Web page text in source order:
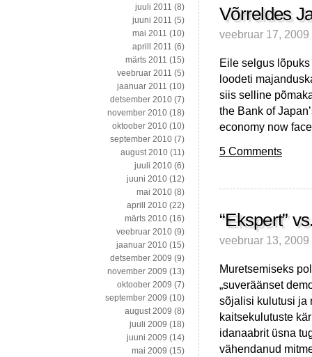
Võrreldes
veebruar 17, 2009
Eile selgus
loodeti
siis selline
the Bank of
economy now
5 Comments
“Ekspert”
veebruar 13, 2009
Muretsemiseks
„suveräänset
sõjalisi kulutusi ja
kaitsekulutuste
idanaabrit üsna
vähendanud
juuli 2011 (8)
juuni 2011 (5)
mai 2011 (10)
aprill 2011 (6)
märts 2011 (15)
veebruar 2011 (5)
jaanuar 2011 (10)
detsember 2010 (7)
november 2010 (18)
oktoober 2010 (10)
september 2010 (7)
august 2010 (11)
juuli 2010 (6)
juuni 2010 (12)
mai 2010 (8)
aprill 2010 (22)
märts 2010 (16)
veebruar 2010 (9)
jaanuar 2010 (15)
detsember 2009 (9)
november 2009 (13)
oktoober 2009 (7)
september 2009 (10)
august 2009 (8)
juuli 2009 (18)
juuni 2009 (14)
mai 2009 (15)